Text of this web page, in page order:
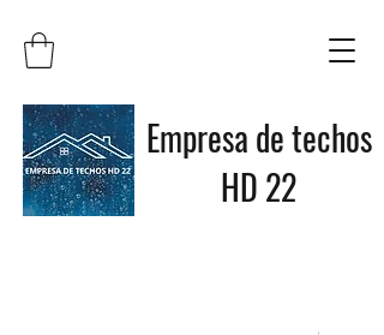
Empresa de techos
HD 22